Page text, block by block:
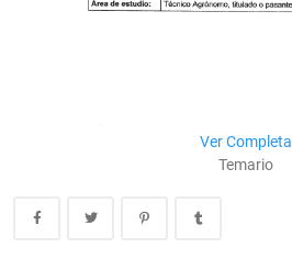
Ver Completa
Temario